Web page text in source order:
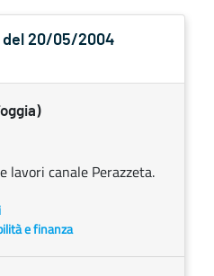
del 20/05/2004
lavori canale Perazzeta.
e finanza